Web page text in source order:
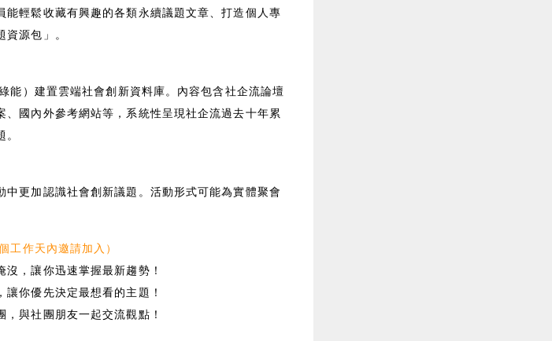
輕鬆收藏有興趣的各類永續議題文章、打造個人專
源包」。
能）建置雲端社會創新資料庫。內容包含社企流論壇
國內外參考網站等，系統性呈現社企流過去十年累
更加認識社會創新議題。活動形式可能為實體聚會
工作天內邀請加入）
，讓你迅速掌握最新趨勢！
你優先決定最想看的主題！
與社團朋友一起交流觀點！